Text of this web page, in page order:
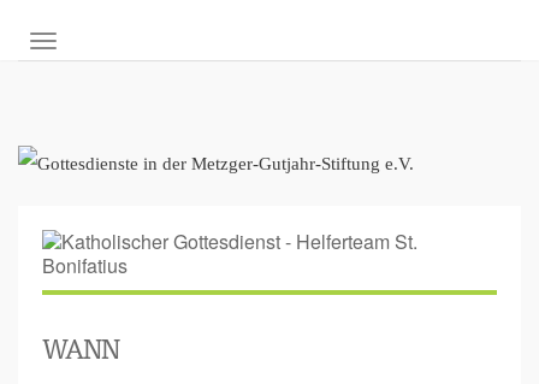
NAVIGATION UMSCHALTEN
WANN